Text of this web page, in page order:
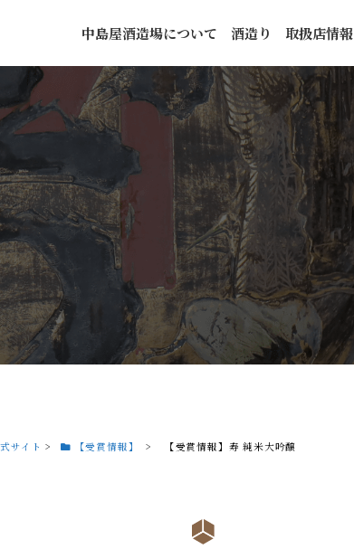
中島屋酒造場について 酒造り 取扱店情報
サイト > 【受賞情報】 > 【受賞情報】寿 純米大吟醸